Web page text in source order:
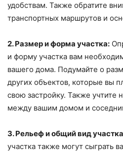
удобствам. Также обратите
транспортных маршрутов и
2. Размер и форма участка:
и форму участка вам
вашего дома. Подумайте о
других объектов, которые вы
свою застройку. Также учтите
между вашим домом и
3. Рельеф и общий вид
участка также могут сыграть